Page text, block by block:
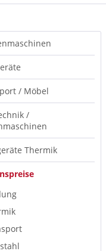
/ Möbel
/
Thermik